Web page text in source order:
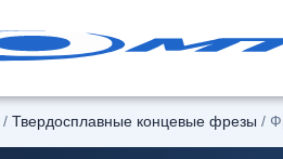
/ Твердосплавные концевые фрезы /